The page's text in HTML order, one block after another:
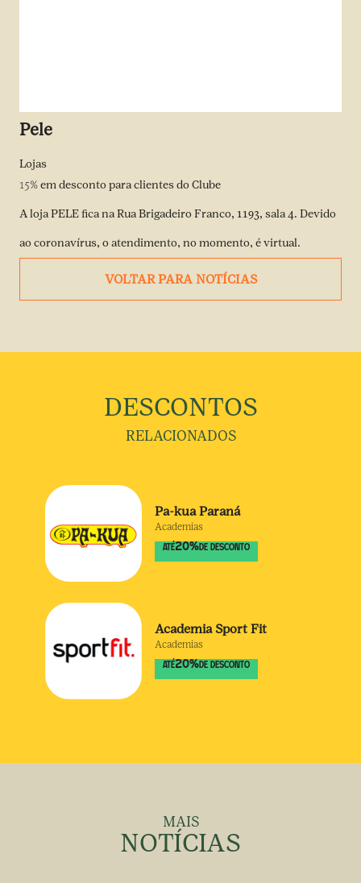
Pele
Lojas
15%em desconto para clientes do Clube
A loja PELE fica na Rua Brigadeiro Franco, 1193, sala 4. Devido
ao coronavírus, o atendimento, no momento, é virtual.
VOLTAR PARA NOTÍCIAS
DESCONTOS
RELACIONADOS
Pa-kua Paraná
Academias
ATÉ20% DE DESCONTO
Academia Sport Fit
Academias
ATÉ20% DE DESCONTO
MAIS
NOTÍCIAS